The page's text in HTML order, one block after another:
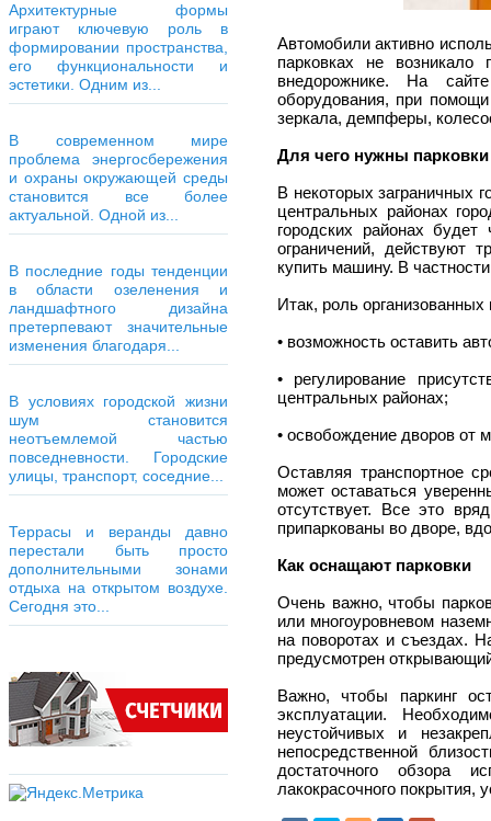
Архитектурные формы
играют ключевую роль в
формировании пространства,
его функциональности и
эстетики. Одним из...
В современном мире
проблема энергосбережения
и охраны окружающей среды
становится все более
актуальной. Одной из...
В последние годы тенденции
в области озеленения и
ландшафтного дизайна
претерпевают значительные
изменения благодаря...
В условиях городской жизни
шум становится
неотъемлемой частью
повседневности. Городские
улицы, транспорт, соседние...
Террасы и веранды давно
перестали быть просто
дополнительными зонами
отдыха на открытом воздухе.
Сегодня это...
Автомобили активно
парковках не
внедорожнике. На
оборудования, при
зеркала, демпферы,
Для чего нужны парковки
В некоторых заграничных
центральных районах
городских районах
ограничений, действуют
купить машину. В
Итак, роль
• возможность оставить
• регулирование
центральных районах;
• освобождение дворов от
Оставляя транспортное
может оставаться
отсутствует. Все это
припаркованы во дворе,
Как оснащают парковки
Очень важно, чтобы
или многоуровневом
на поворотах и съездах.
предусмотрен
Важно, чтобы паркинг
эксплуатации.
неустойчивых и
непосредственной
достаточного обзора
лакокрасочного покрытия,